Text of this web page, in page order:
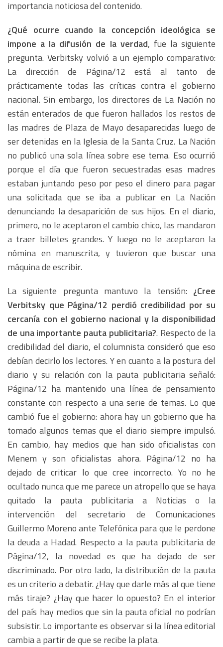
importancia noticiosa del contenido.
¿Qué ocurre cuando la concepción ideológica se
impone a la difusión de la verdad, fue la siguiente
pregunta. Verbitsky volvió a un ejemplo comparativo:
La dirección de Página/12 está al tanto de
prácticamente todas las críticas contra el gobierno
nacional. Sin embargo, los directores de La Nación no
están enterados de que fueron hallados los restos de
las madres de Plaza de Mayo desaparecidas luego de
ser detenidas en la Iglesia de la Santa Cruz. La Nación
no publicó una sola línea sobre ese tema. Eso ocurrió
porque el día que fueron secuestradas esas madres
estaban juntando peso por peso el dinero para pagar
una solicitada que se iba a publicar en La Nación
denunciando la desaparición de sus hijos. En el diario,
primero, no le aceptaron el cambio chico, las mandaron
a traer billetes grandes. Y luego no le aceptaron la
nómina en manuscrita, y tuvieron que buscar una
máquina de escribir.
La siguiente pregunta mantuvo la tensión: ¿Cree
Verbitsky que Página/12 perdió credibilidad por su
cercanía con el gobierno nacional y la disponibilidad
de una importante pauta publicitaria?. Respecto de la
credibilidad del diario, el columnista consideró que eso
debían decirlo los lectores. Y en cuanto a la postura del
diario y su relación con la pauta publicitaria señaló:
Página/12 ha mantenido una línea de pensamiento
constante con respecto a una serie de temas. Lo que
cambió fue el gobierno: ahora hay un gobierno que ha
tomado algunos temas que el diario siempre impulsó.
En cambio, hay medios que han sido oficialistas con
Menem y son oficialistas ahora. Página/12 no ha
dejado de criticar lo que cree incorrecto. Yo no he
ocultado nunca que me parece un atropello que se haya
quitado la pauta publicitaria a Noticias o la
intervención del secretario de Comunicaciones
Guillermo Moreno ante Telefónica para que le perdone
la deuda a Hadad. Respecto a la pauta publicitaria de
Página/12, la novedad es que ha dejado de ser
discriminado. Por otro lado, la distribución de la pauta
es un criterio a debatir. ¿Hay que darle más al que tiene
más tiraje? ¿Hay que hacer lo opuesto? En el interior
del país hay medios que sin la pauta oficial no podrían
subsistir. Lo importante es observar si la línea editorial
cambia a partir de que se recibe la plata.